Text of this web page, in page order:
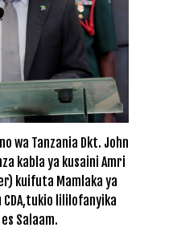
wa Tanzania Dkt. John
kabla ya kusaini Amri
kuifuta Mamlaka ya
CDA,tukio lililofanyika
Salaam.